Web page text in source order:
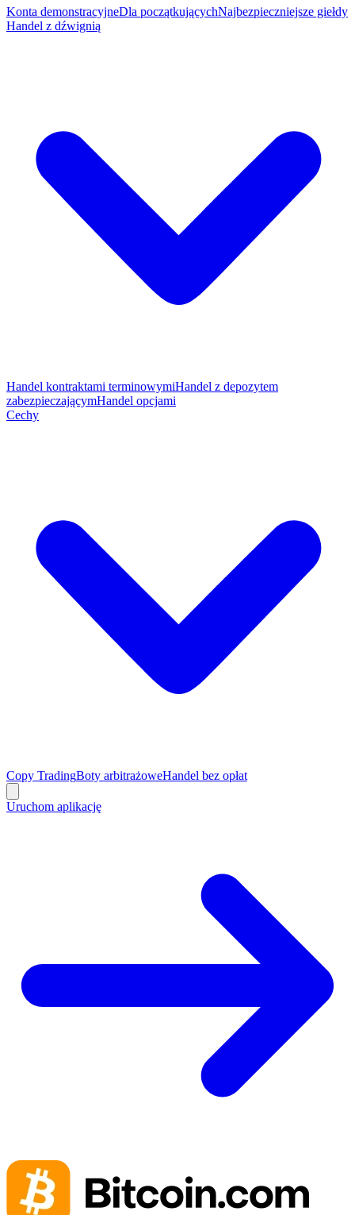
Konta demonstracyjneDla początkującychNajbezpieczniejsze giełdy
Handel z dźwignią
Handel kontraktami terminowymiHandel z depozytem
zabezpieczającymHandel opcjami
Cechy
Copy TradingBoty arbitrażoweHandel bez opłat
Uruchom aplikację